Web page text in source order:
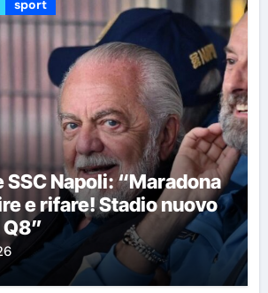
sport
SSC Napoli: “Maradona
e rifare! Stadio nuovo
Q8”